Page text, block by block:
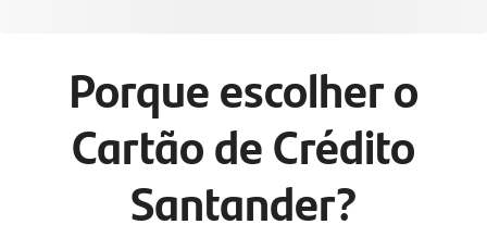
Porque escolher o
Cartão de Crédito
Santander?